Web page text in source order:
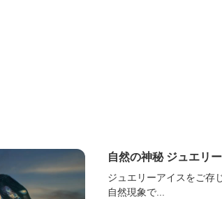
自然の神秘 ジュエリ
ジュエリーアイスをご存
自然現象で...